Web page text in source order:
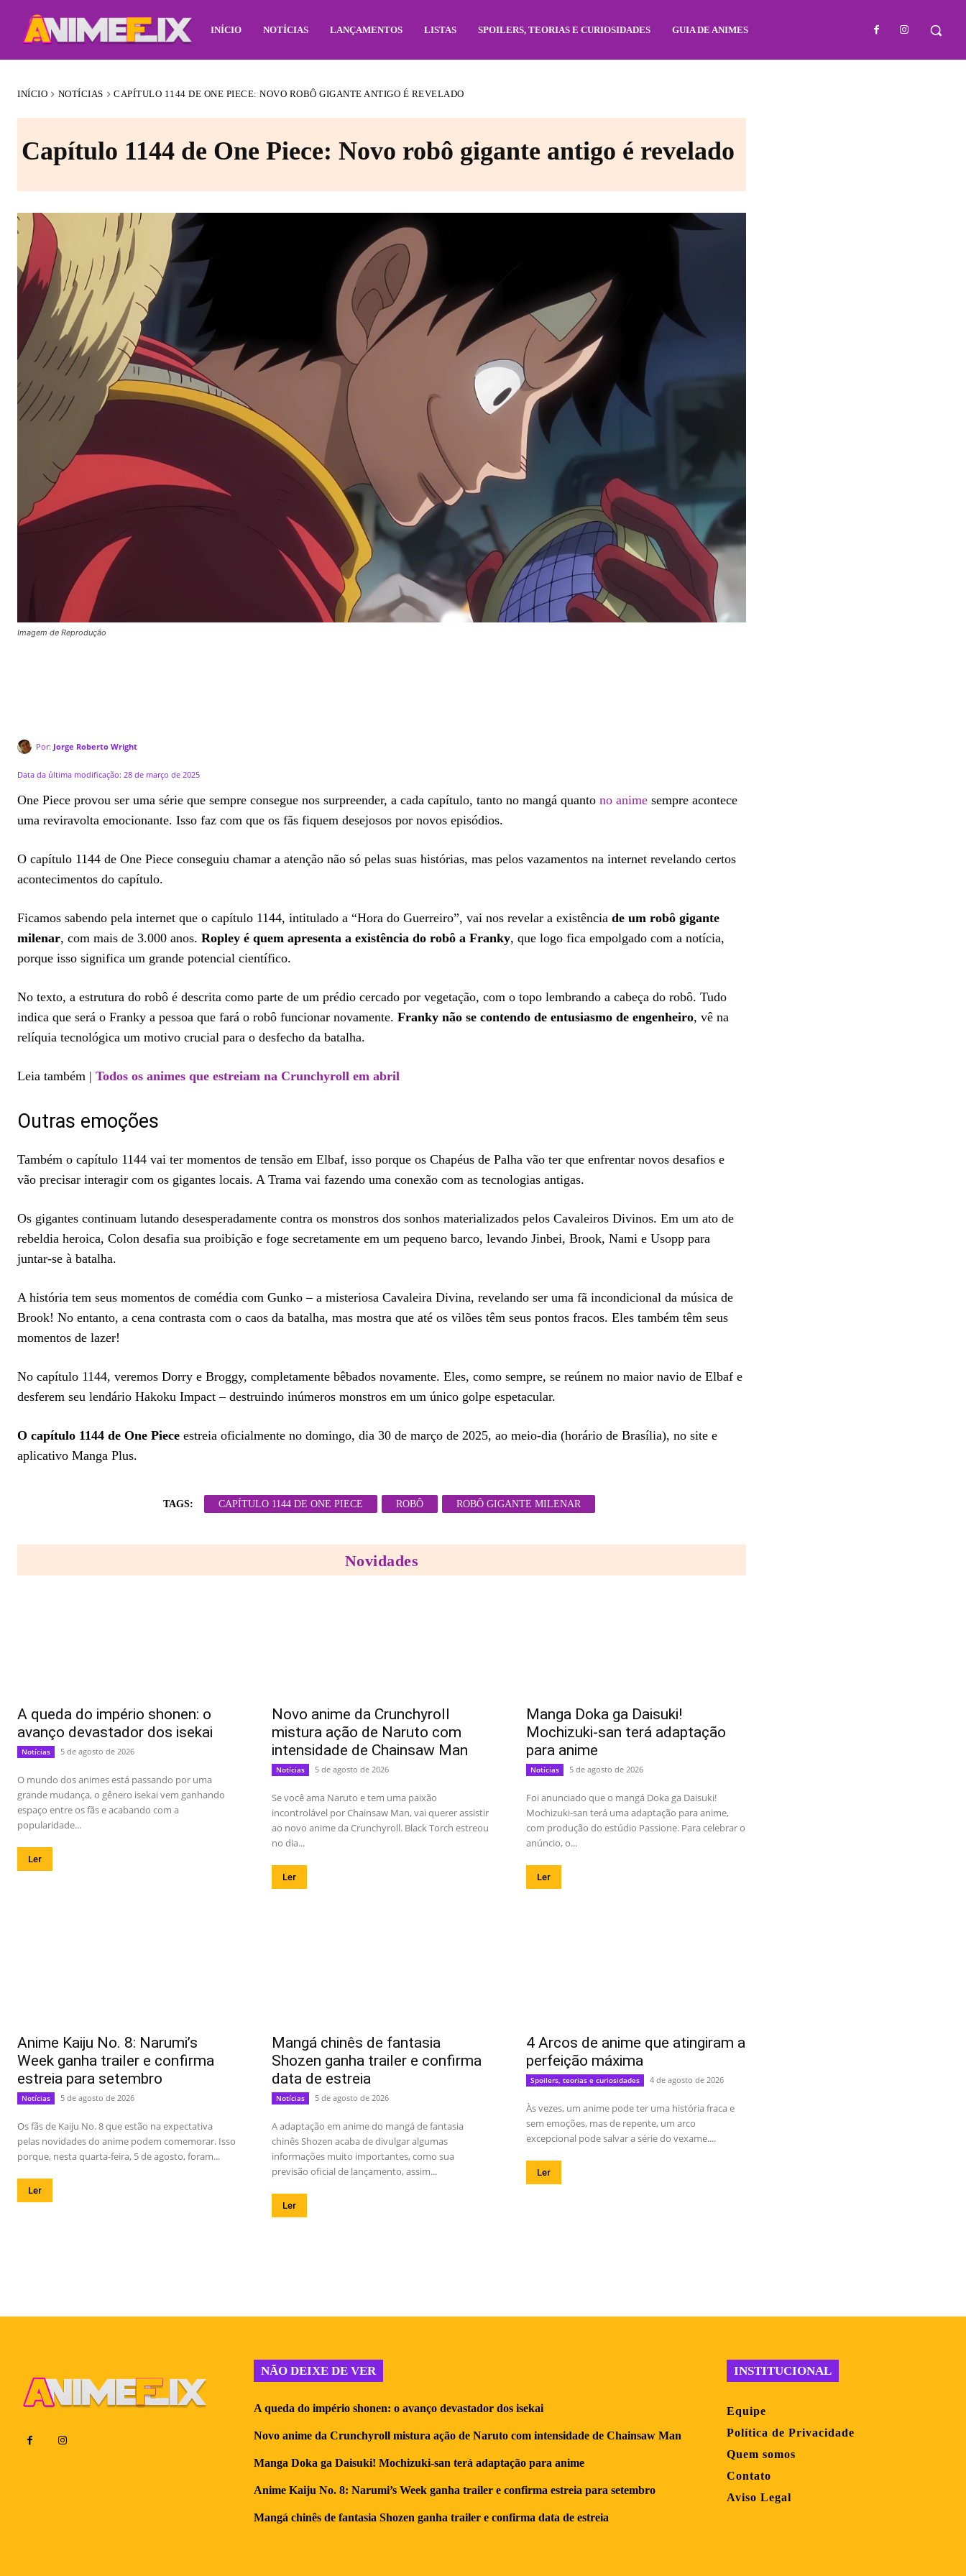
INÍCIO NOTÍCIAS LANÇAMENTOS LISTAS SPOILERS, TEORIAS E CURIOSIDADES GUIA DE ANIMES
INÍCIO NOTÍCIAS CAPÍTULO 1144 DE ONE PIECE: NOVO ROBÔ GIGANTE ANTIGO É REVELADO
Capítulo 1144 de One Piece: Novo robô gigante antigo é revelado
Imagem de Reprodução
Por: Jorge Roberto Wright
Data da última modificação: 28 de março de 2025
One Piece provou ser uma série que sempre consegue nos surpreender, a cada capítulo, tanto no mangá quanto no anime sempre acontece
uma reviravolta emocionante. Isso faz com que os fãs fiquem desejosos por novos episódios.
O capítulo 1144 de One Piece conseguiu chamar a atenção não só pelas suas histórias, mas pelos vazamentos na internet revelando certos
acontecimentos do capítulo.
Ficamos sabendo pela internet que o capítulo 1144, intitulado a “Hora do Guerreiro”, vai nos revelar a existência de um robô gigante
milenar, com mais de 3.000 anos. Ropley é quem apresenta a existência do robô a Franky, que logo fica empolgado com a notícia,
porque isso significa um grande potencial científico.
No texto, a estrutura do robô é descrita como parte de um prédio cercado por vegetação, com o topo lembrando a cabeça do robô. Tudo
indica que será o Franky a pessoa que fará o robô funcionar novamente. Franky não se contendo de entusiasmo de engenheiro, vê na
relíquia tecnológica um motivo crucial para o desfecho da batalha.
Leia também | Todos os animes que estreiam na Crunchyroll em abril
Outras emoções
Também o capítulo 1144 vai ter momentos de tensão em Elbaf, isso porque os Chapéus de Palha vão ter que enfrentar novos desafios e
vão precisar interagir com os gigantes locais. A Trama vai fazendo uma conexão com as tecnologias antigas.
Os gigantes continuam lutando desesperadamente contra os monstros dos sonhos materializados pelos Cavaleiros Divinos. Em um ato de
rebeldia heroica, Colon desafia sua proibição e foge secretamente em um pequeno barco, levando Jinbei, Brook, Nami e Usopp para
juntar-se à batalha.
A história tem seus momentos de comédia com Gunko – a misteriosa Cavaleira Divina, revelando ser uma fã incondicional da música de
Brook! No entanto, a cena contrasta com o caos da batalha, mas mostra que até os vilões têm seus pontos fracos. Eles também têm seus
momentos de lazer!
No capítulo 1144, veremos Dorry e Broggy, completamente bêbados novamente. Eles, como sempre, se reúnem no maior navio de Elbaf e
desferem seu lendário Hakoku Impact – destruindo inúmeros monstros em um único golpe espetacular.
O capítulo 1144 de One Piece estreia oficialmente no domingo, dia 30 de março de 2025, ao meio-dia (horário de Brasília), no site e
aplicativo Manga Plus.
TAGS: CAPÍTULO 1144 DE ONE PIECE ROBÔ ROBÔ GIGANTE MILENAR
Novidades
A queda do império shonen: o
avanço devastador dos isekai
Notícias 5 de agosto de 2026
O mundo dos animes está passando por uma
grande mudança, o gênero isekai vem ganhando
espaço entre os fãs e acabando com a
popularidade...
Ler
Novo anime da Crunchyroll
mistura ação de Naruto com
intensidade de Chainsaw Man
Notícias 5 de agosto de 2026
Se você ama Naruto e tem uma paixão
incontrolável por Chainsaw Man, vai querer assistir
ao novo anime da Crunchyroll. Black Torch estreou
no dia...
Ler
Manga Doka ga Daisuki!
Mochizuki-san terá adaptação
para anime
Notícias 5 de agosto de 2026
Foi anunciado que o mangá Doka ga Daisuki!
Mochizuki-san terá uma adaptação para anime,
com produção do estúdio Passione. Para celebrar o
anúncio, o...
Ler
Anime Kaiju No. 8: Narumi’s
Week ganha trailer e confirma
estreia para setembro
Notícias 5 de agosto de 2026
Os fãs de Kaiju No. 8 que estão na expectativa
pelas novidades do anime podem comemorar. Isso
porque, nesta quarta-feira, 5 de agosto, foram...
Ler
Mangá chinês de fantasia
Shozen ganha trailer e confirma
data de estreia
Notícias 5 de agosto de 2026
A adaptação em anime do mangá de fantasia
chinês Shozen acaba de divulgar algumas
informações muito importantes, como sua
previsão oficial de lançamento, assim...
Ler
4 Arcos de anime que atingiram a
perfeição máxima
Spoilers, teorias e curiosidades 4 de agosto de 2026
Às vezes, um anime pode ter uma história fraca e
sem emoções, mas de repente, um arco
excepcional pode salvar a série do vexame....
Ler
NÃO DEIXE DE VER
A queda do império shonen: o avanço devastador dos isekai
Novo anime da Crunchyroll mistura ação de Naruto com intensidade de Chainsaw Man
Manga Doka ga Daisuki! Mochizuki-san terá adaptação para anime
Anime Kaiju No. 8: Narumi’s Week ganha trailer e confirma estreia para setembro
Mangá chinês de fantasia Shozen ganha trailer e confirma data de estreia
INSTITUCIONAL
Equipe
Política de Privacidade
Quem somos
Contato
Aviso Legal